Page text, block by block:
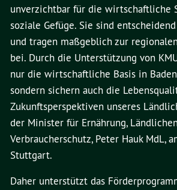
unverzichtbar für die wirtschaftliche
soziale Gefüge. Sie sind
und tragen maßgeblich zur
bei. Durch die Unterstützung von
nur die wirtschaftliche Basis in
sondern sichern auch die
Zukunftsperspektiven unseres
der Minister für Ernährung,
Verbraucherschutz, Peter Hauk MdL,
Stuttgart.
Daher unterstützt das